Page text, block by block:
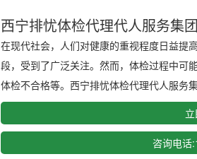
西宁排忧体检代理代人服务集团
在现代社会，人们对健康的重视程度日益提
段，受到了广泛关注。然而，体检过程中可
体检不合格等。西宁排忧体检代理代人服务
咨询电话